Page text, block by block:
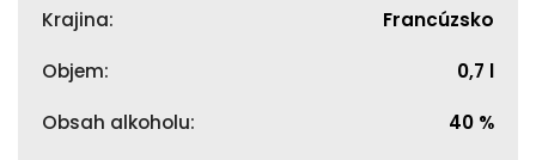
Krajina: Francúzsko
Objem: 0,7 l
Obsah alkoholu: 40 %